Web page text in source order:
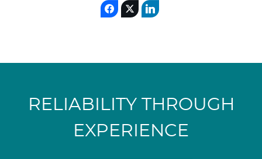
RELIABILITY THROUGH
EXPERIENCE